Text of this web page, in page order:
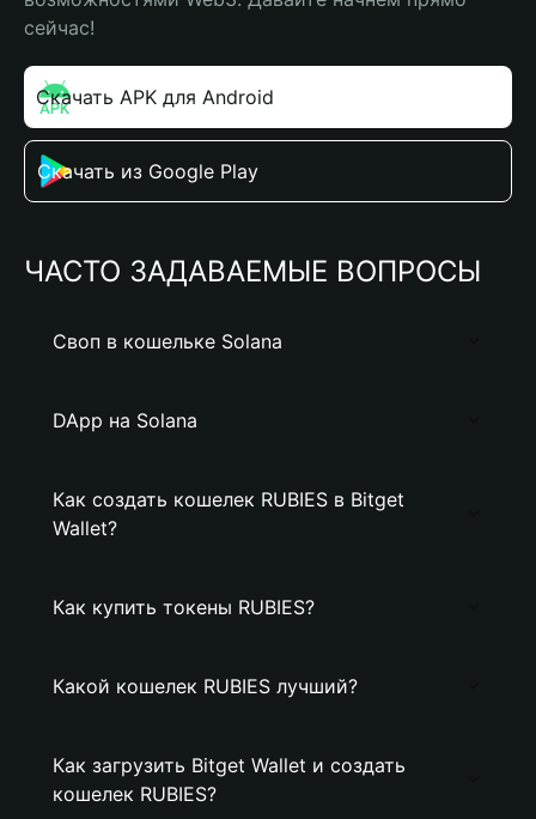
сейчас!
Скачать APK для Android
Скачать из Google Play
ЧАСТО ЗАДАВАЕМЫЕ ВОПРОСЫ
Своп в кошельке Solana
DApp на Solana
Как создать кошелек RUBIES в Bitget
Wallet?
Как купить токены RUBIES?
Какой кошелек RUBIES лучший?
Как загрузить Bitget Wallet и создать
кошелек RUBIES?